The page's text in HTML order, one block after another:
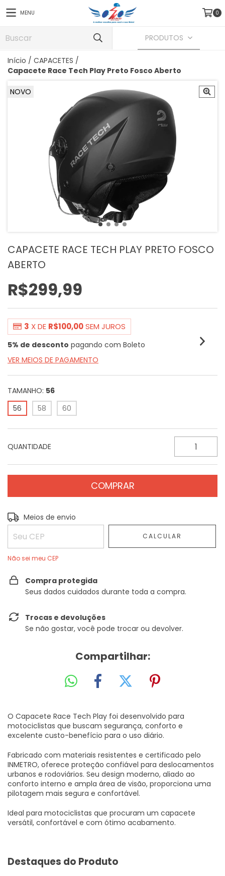
MENU 0
PRODUTOS
Início / CAPACETES /
Capacete Race Tech Play Preto Fosco Aberto
NOVO
CAPACETE RACE TECH PLAY PRETO FOSCO
ABERTO
R$299,99
3 X DE R$100,00SEM JUROS
5% de desconto pagando com Boleto
VER MEIOS DE PAGAMENTO
TAMANHO: 56
56
58 60
QUANTIDADE
Entregas para o CEP:
Meios de envio
CALCULAR
Não sei meu CEP
Compra protegida
Seus dados cuidados durante toda a compra.
Trocas e devoluções
Se não gostar, você pode trocar ou devolver.
Compartilhar:
O Capacete Race Tech Play foi desenvolvido para
motociclistas que buscam segurança, conforto e
excelente custo-benefício para o uso diário.
Fabricado com materiais resistentes e certificado pelo
INMETRO, oferece proteção confiável para deslocamentos
urbanos e rodoviários. Seu design moderno, aliado ao
conforto interno e ampla área de visão, proporciona uma
pilotagem mais segura e confortável.
Ideal para motociclistas que procuram um capacete
versátil, confortável e com ótimo acabamento.
Destaques do Produto